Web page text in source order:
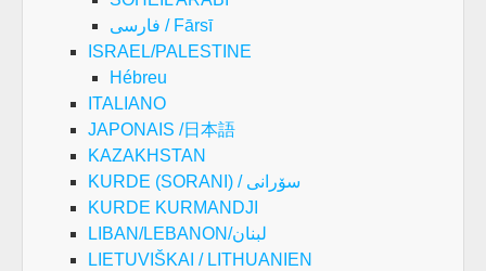
فارسی / Fārsī
ISRAEL/PALESTINE
Hébreu
ITALIANO
JAPONAIS /日本語
KAZAKHSTAN
KURDE (SORANI) / سۆرانی
KURDE KURMANDJI
LIBAN/LEBANON/لبنان
LIETUVIŠKAI / LITHUANIEN